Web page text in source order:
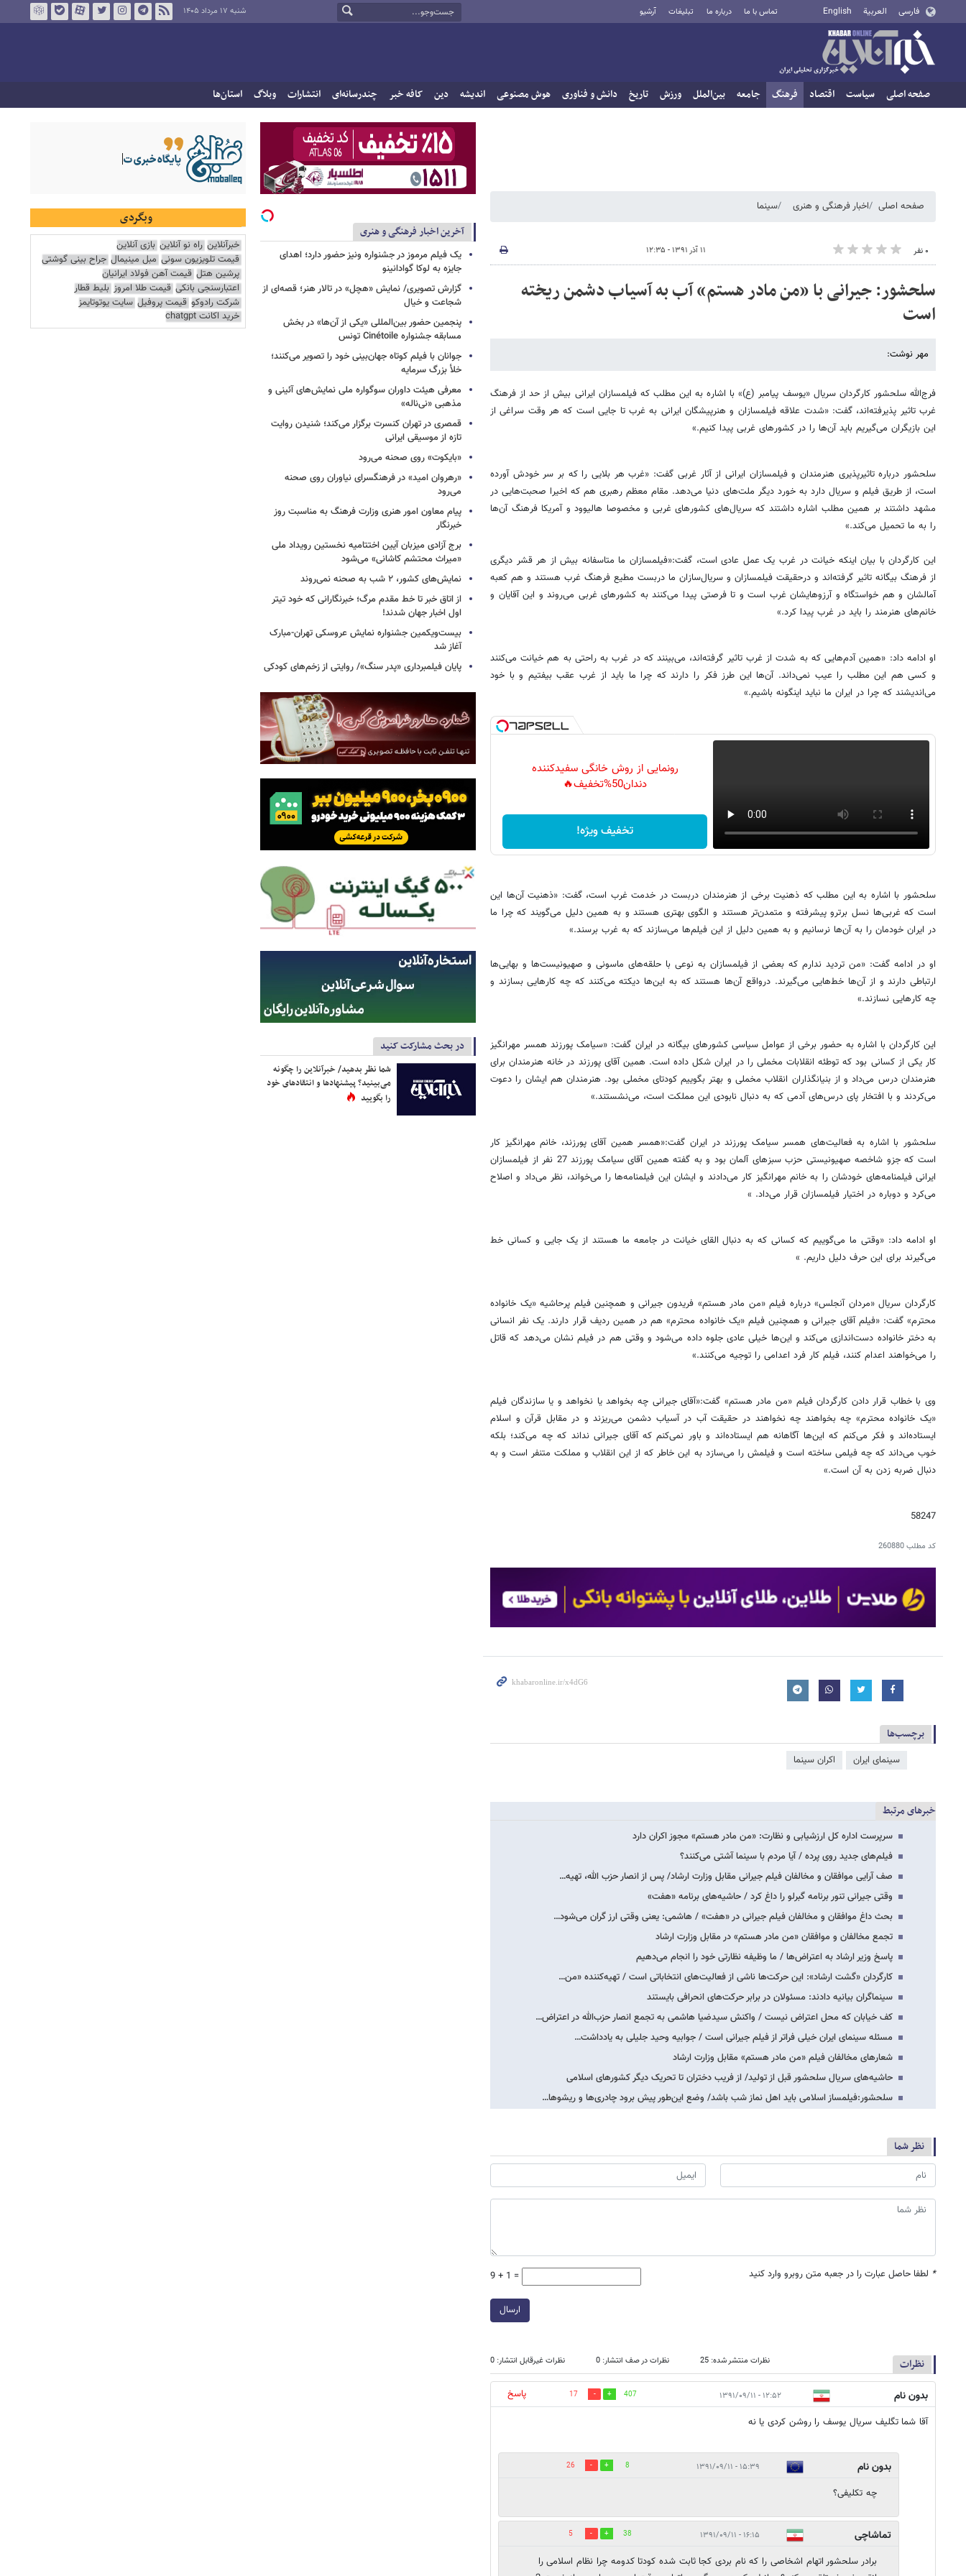
فارسی العربية English تماس با ما درباره ما تبلیغات آرشیو شنبه ۱۷ مرداد ۱۴۰۵
صفحه اصلی سیاست اقتصاد فرهنگ جامعه بین‌الملل ورزش تاریخ دانش و فناوری هوش مصنوعی اندیشه دین کافه خبر چندرسانه‌ای انتشارات وبلاگ استان‌ها
صفحه اصلی اخبار فرهنگی و هنری سینما
۰ نفر ۱۱ آذر ۱۳۹۱ - ۱۲:۳۵
سلحشور: جیرانی با «من مادر هستم» آب به آسیاب دشمن ریخته
است
مهر نوشت:
فرج‌الله سلحشور کارگردان سریال «یوسف پیامبر (ع)» با اشاره به این مطلب که فیلمسازان ایرانی بیش از حد از فرهنگ
غرب تاثیر پذیرفته‌اند، گفت: «شدت علاقه فیلمسازان و هنرپیشگان ایرانی به غرب تا جایی است که هر وقت سراغی از
این بازیگران می‌گیریم باید آن‌ها را در کشورهای غربی پیدا کنیم.»
سلحشور درباره تاثیرپذیری هنرمندان و فیلمسازان ایرانی از آثار غربی گفت: «غرب هر بلایی را که بر سر خودش آورده
است، از طریق فیلم و سریال دارد به خورد دیگر ملت‌های دنیا می‌دهد. مقام معظم رهبری هم که اخیرا صحبت‌هایی در
مشهد داشتند بر همین مطلب اشاره داشتند که سریال‌های کشورهای غربی و مخصوصا هالیوود و آمریکا فرهنگ آن‌ها
را به ما تحمیل می‌کند.»
این کارگردان با بیان اینکه خیانت در غرب یک عمل عادی است، گفت:«فیلمسازان ما متاسفانه بیش از هر قشر دیگری
از فرهنگ بیگانه تاثیر گرفته‌اند و درحقیقت فیلمسازان و سریال‌سازان ما دربست مطیع فرهنگ غرب هستند و هم کعبه
آمالشان و هم خواستگاه و آرزو‌هایشان غرب است و تا فرصتی پیدا می‌کنند به کشورهای غربی می‌روند و این آقایان و
خانم‌های هنرمند را باید در غرب پیدا کرد.»
او ادامه داد: «همین آدم‌هایی که به شدت از غرب تاثیر گرفته‌اند، می‌بینند که در غرب به راحتی به هم خیانت می‌کنند
و کسی هم این مطلب را عیب نمی‌داند. آن‌ها این طرز فکر را دارند که چرا ما باید از غرب عقب بیفتیم و با خود
می‌اندیشند که چرا در ایران ما نباید اینگونه باشیم.»
رونمایی از روش خانگی سفیدکننده
دندان50%تخفیف🔥
تخفیف ویژه!
سلحشور با اشاره به این مطلب که ذهنیت برخی از هنرمندان دربست در خدمت غرب است، گفت: «ذهنیت آن‌ها این
است که غربی‌ها نسل برترو پیشرفته و متمدن‌تر هستند و الگوی بهتری هستند و به همین دلیل می‌گویند که چرا ما
در ایران خودمان را به آن‌ها نرسانیم و به همین دلیل از این فیلم‌ها می‌سازند که به غرب برسند.»
او در ادامه گفت: «من تردید ندارم که بعضی از فیلمسازان به نوعی با حلقه‌های ماسونی و صهیونیست‌ها و بهایی‌ها
ارتباطی دارند و از آن‌ها خط‌هایی می‌گیرند. درواقع آن‌ها هستند که به این‌ها دیکته می‌کنند که چه کارهایی بسازند و
چه کارهایی نسازند.»
این کارگردان با اشاره به حضور برخی از عوامل سیاسی کشورهای بیگانه در ایران گفت: «سیامک پورزند همسر مهرانگیز
کار یکی از کسانی بود که توطئه انقلابات مخملی را در ایران شکل داده است. همین آقای پورزند در خانه هنرمندان برای
هنرمندان درس می‌داد و از بنیانگذاران انقلاب مخملی و بهتر بگوییم کودتای مخملی بود. هنرمندان هم ایشان را دعوت
می‌کردند و با افتخار پای درس‌های آدمی که به دنبال نابودی این مملکت است، می‌نشستند.»
سلحشور با اشاره به فعالیت‌های همسر سیامک پورزند در ایران گفت:«همسر همین آقای پورزند، خانم مهرانگیز کار
است که جزو شاخصه صهیونیستی حزب سبزهای آلمان بود و به گفته همین آقای سیامک پورزند 27 نفر از فیلمسازان
ایرانی فیلمنامه‌های خودشان را به خانم مهرانگیز کار می‌دادند و ایشان این فیلمنامه‌ها را می‌خواند، نظر می‌داد و اصلاح
می‌کرد و دوباره در اختیار فیلمسازان قرار می‌داد. »
او ادامه داد: «وقتی ما می‌گوییم که کسانی که به دنبال القای خیانت در جامعه ما هستند از یک جایی و کسانی خط
می‌گیرند برای این حرف دلیل داریم. »
کارگردان سریال «مردان آنجلس» درباره فیلم «من مادر هستم» فریدون جیرانی و همچنین فیلم پرحاشیه «یک خانواده
محترم» گفت: «فیلم آقای جیرانی و همچنین فیلم «یک خانواده محترم» هم در همین ردیف قرار دارند. یک نفر انسانی
به دختر خانواده دست‌اندازی می‌کند و این‌ها خیلی عادی جلوه داده می‌شود و وقتی هم در فیلم نشان می‌دهد که قاتل
را می‌خواهند اعدام کنند، فیلم کار فرد اعدامی را توجیه می‌کنند.»
وی با خطاب قرار دادن کارگردان فیلم «من مادر هستم» گفت:«آقای جیرانی چه بخواهد یا نخواهد و یا سازندگان فیلم
«یک خانواده محترم» چه بخواهند چه نخواهند در حقیقت آب در آسیاب دشمن می‌ریزند و در مقابل قرآن و اسلام
ایستاده‌اند و فکر می‌کنم که این‌ها آگاهانه هم ایستاده‌اند و باور نمی‌کنم که آقای جیرانی نداند که چه می‌کند؛ بلکه
خوب می‌داند که چه فیلمی ساخته است و فیلمش را می‌سازد به این خاطر که از این انقلاب و مملکت متنفر است و به
دنبال ضربه زدن به آن است.»
58247
کد مطلب260880
برچسب‌ها
سینمای ایران اکران سینما
خبرهای مرتبط
سرپرست اداره کل ارزشیابی و نظارت: «من مادر هستم» مجوز اکران دارد
فیلم‌های جدید روی پرده / آیا مردم با سینما‌ آشتی می‌کنند؟
صف آرایی موافقان و مخالفان فیلم جیرانی مقابل وزارت ارشاد/ پس از انصار حزب الله، تهیه…
وقتی جیرانی تنور برنامه گبرلو را داغ کرد / حاشیه‌های برنامه «هفت»
بحث داغ موافقان و مخالفان فیلم جیرانی در «هفت» / هاشمی: یعنی وقتی ارز گران می‌شود…
تجمع مخالفان و موافقان «من مادر هستم» در مقابل وزارت ارشاد
پاسخ وزیر ارشاد به اعتراض‌ها / ما وظیفه نظارتی خود را انجام می‌دهیم
کارگردان «گشت ارشاد»: این حرکت‌ها ناشی از فعالیت‌های انتخاباتی است / تهیه‌کننده «من…
سینماگران بیانیه دادند: مسئولان در برابر حرکت‌های انحرافی بایستند
کف خیابان که محل اعتراض نیست / واکنش سیدضیا هاشمی به تجمع انصار حزب‌الله در اعتراض…
مسئله سینمای ایران خیلی فرا‌تر از فیلم جیرانی است / جوابیه وحید جلیلی به یادداشت…
شعارهای مخالفان فیلم «من مادر هستم» مقابل وزارت ارشاد
حاشیه‌های سریال سلحشور قبل از تولید/ از فریب دختران تا تحریک دیگر کشورهای اسلامی
سلحشور:فیلمساز اسلامی باید اهل نماز شب باشد/ وضع این‌طور پیش برود چادری‌ها و ریشوها…
نظر شما
* لطفا حاصل عبارت را در جعبه متن روبرو وارد کنید 9 + 1 =
ارسال
نظرات نظرات منتشر شده: 25 نظرات در صف انتشار: 0 نظرات غیرقابل انتشار: 0
بدون نام ۱۲:۵۲ - ۱۳۹۱/۰۹/۱۱ 407
17
پاسخ
آقا شما تگلیف سریال یوسف را روشن کردی یا نه
بدون نام ۱۵:۳۹ - ۱۳۹۱/۰۹/۱۱ 8
26
چه تکلیفی؟
تماشاچی ۱۶:۱۵ - ۱۳۹۱/۰۹/۱۱ 38
5
برادر سلحشور اتهام اشخاصی را که نام بردی کجا ثابت شده کودتا کدومه چرا نظام اسلامی را
آخرین اخبار فرهنگی و هنری
یک فیلم مرموز در جشنواره ونیز حضور دارد؛ اهدای
جایزه به لوکا گوادانینو
گزارش تصویری/ نمایش «هچل» در تالار هنر؛ قصه‌ای از
شجاعت و خیال
پنجمین حضور بین‌المللی «یکی از آن‌ها» در بخش
مسابقه جشنواره Cinétoile تونس
جوانان با فیلم کوتاه جهان‌بینی خود را تصویر می‌کنند؛
خلأ بزرگ سرمایه
معرفی هیئت داوران سوگواره ملی نمایش‌های آئینی و
مذهبی «نی‌ناله»
قمصری در تهران کنسرت برگزار می‌کند؛ شنیدن روایت
تازه از موسیقی ایرانی
«بایکوت» روی صحنه می‌رود
«رهروان امید» در فرهنگسرای نیاوران روی صحنه
می‌رود
پیام معاون امور هنری وزارت فرهنگ به مناسبت روز
خبرنگار
برج آزادی میزبان آیین اختتامیه نخستین رویداد ملی
«میراث محتشم کاشانی» می‌شود
نمایش‌های کشور، ٢ شب به صحنه نمی‌روند
از اتاق خبر تا خط مقدم مرگ؛ خبرنگارانی که خود تیتر
اول اخبار جهان شدند!
بیست‌ویکمین جشنواره نمایش عروسکی تهران-مبارک
آغاز شد
پایان فیلمبرداری «پدر سنگ»/ روایتی از زخم‌های کودکی
در بحث مشارکت کنید
شما نظر بدهید/ خبرآنلاین را چگونه
می‌بینید؟ پیشنهادها و انتقادهای خود
را بگویید
وبگردی
خبرآنلاین راه نو آنلاین بازی آنلاین
قیمت تلویزیون سونی مبل مینیمال جراح بینی گوشتی
پرشین هتل قیمت آهن فولاد ایرانیان
اعتبارسنجی بانکی قیمت طلا امروز بلیط قطار
شرکت رادوکو قیمت پروفیل سایت یوتوتایمز
خرید اکانت chatgpt